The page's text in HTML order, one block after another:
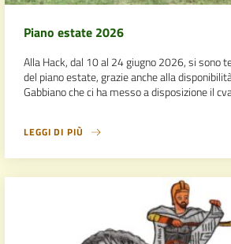
Piano estate 2026
Alla Hack, dal 10 al 24 giugno 2026, si sono
del piano estate, grazie anche alla
Gabbiano che ci ha messo a disposizione il
LEGGI DI PIÙ